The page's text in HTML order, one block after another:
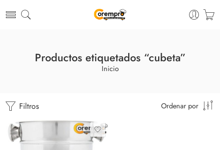
Productos etiquetados “cubeta”
Inicio
Filtros Ordenar por